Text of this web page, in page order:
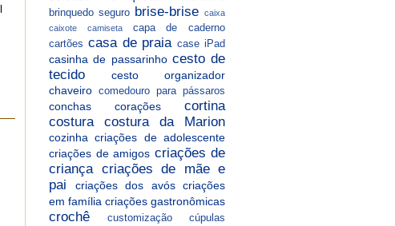
brinquedo seguro brise-brise caixa
caixote
camiseta
capa de caderno
cartões casa de praia case iPad
casinha de passarinho cesto de
tecido
cesto organizador
chaveiro comedouro para pássaros
conchas corações
cortina
costura
costura da Marion
cozinha criações de adolescente
criações de amigos criações de
criança criações de mãe e
pai
criações dos avós criações
em família criações gastronômicas
crochê customização cúpulas